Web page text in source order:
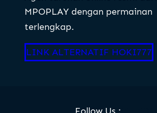
MPOPLAY dengan permainan
terlengkap.
LINK ALTERNATIF HOKI777